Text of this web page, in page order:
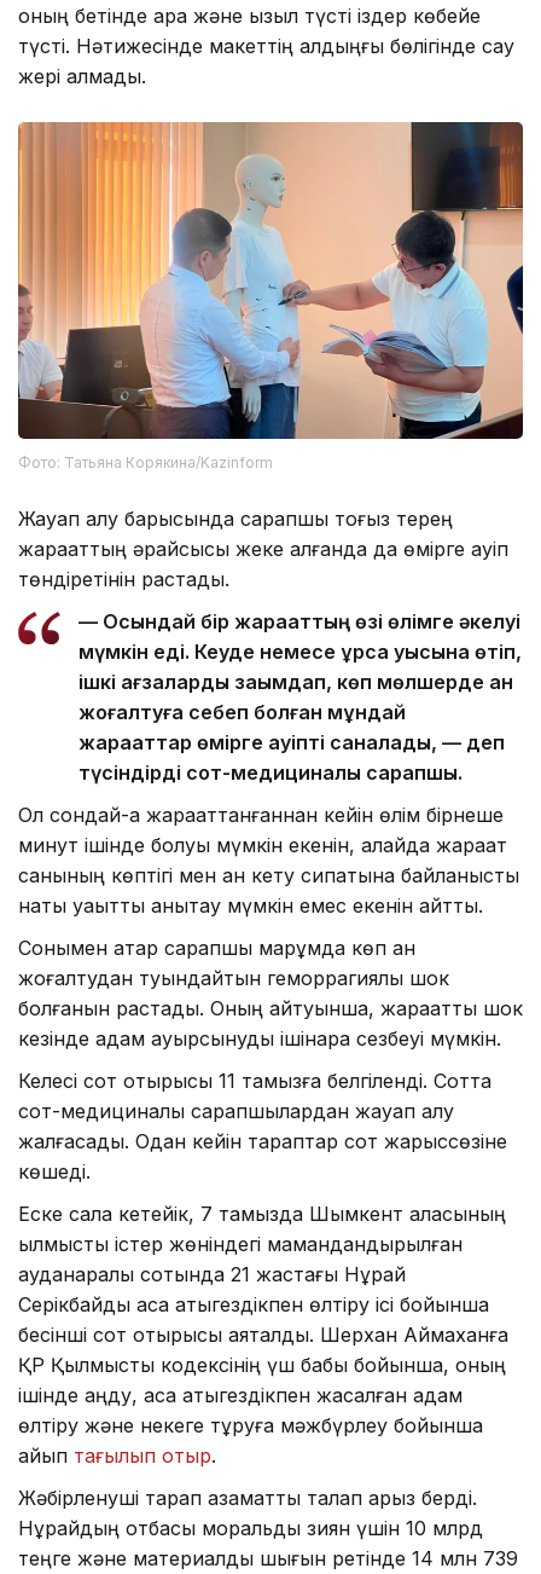
оның бетінде қара және қызыл түсті іздер көбейе
түсті. Нәтижесінде макеттің алдыңғы бөлігінде сау
жері қалмады.
Фото: Татьяна Корякина/Kazinform
Жауап алу барысында сарапшы тоғыз терең
жарақаттың әрқайсысы жеке алғанда да өмірге қауіп
төндіретінін растады.
— Осындай бір жарақаттың өзі өлімге әкелуі
мүмкін еді. Кеуде немесе құрсақ қуысына өтіп,
ішкі ағзаларды зақымдап, көп мөлшерде қан
жоғалтуға себеп болған мұндай
жарақаттар өмірге қауіпті саналады, — деп
түсіндірді сот-медициналық сарапшы.
Ол сондай-ақ жарақаттанғаннан кейін өлім бірнеше
минут ішінде болуы мүмкін екенін, алайда жарақат
санының көптігі мен қан кету сипатына байланысты
нақты уақытты анықтау мүмкін емес екенін айтты.
Сонымен қатар сарапшы марқұмда көп қан
жоғалтудан туындайтын геморрагиялық шок
болғанын растады. Оның айтуынша, жарақаттық шок
кезінде адам ауырсынуды ішінара сезбеуі мүмкін.
Келесі сот отырысы 11 тамызға белгіленді. Сотта
сот-медициналық сарапшылардан жауап алу
жалғасады. Одан кейін тараптар сот жарыссөзіне
көшеді.
Еске сала кетейік, 7 тамызда Шымкент қаласының
қылмыстық істер жөніндегі мамандандырылған
ауданаралық сотында 21 жастағы Нұрай
Серікбайды аса қатыгездікпен өлтіру ісі бойынша
бесінші сот отырысы аяқталды. Шерхан Аймаханға
ҚР Қылмыстық кодексінің үш бабы бойынша, оның
ішінде аңду, аса қатыгездікпен жасалған адам
өлтіру және некеге тұруға мәжбүрлеу бойынша
айып тағылып отыр.
Жәбірленуші тарап азаматтық талап арыз берді.
Нұрайдың отбасы моральдық зиян үшін 10 млрд
теңге және материалдық шығын ретінде 14 млн 739